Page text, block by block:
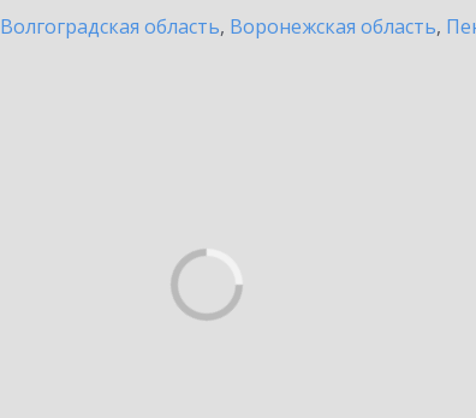
Волгоградская область, Воронежская область,